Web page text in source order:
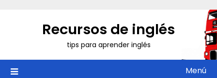
Recursos de inglés
tips para aprender inglés
Menú